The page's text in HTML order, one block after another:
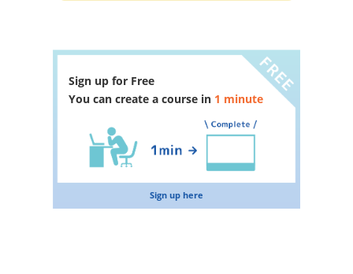
Sign up for Free
You can create a course in 1 minute
Sign up here